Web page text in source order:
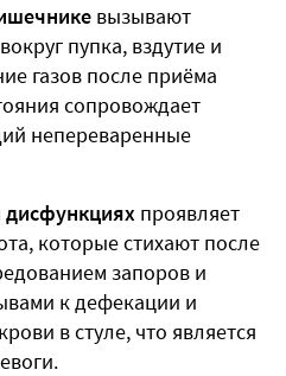
вызывают
пупка, вздутие и
газов после приёма
сопровождает
непереваренные
проявляет
которые стихают после
запоров и
к дефекации и
в стуле, что является